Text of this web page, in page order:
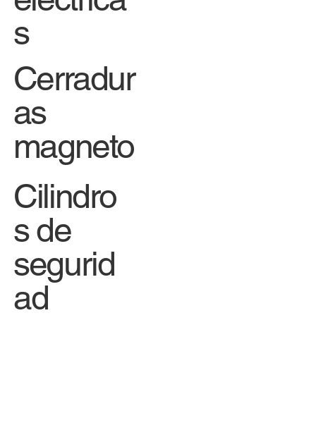
s
Cerradur
as
magneto
Cilindro
s de
segurid
ad